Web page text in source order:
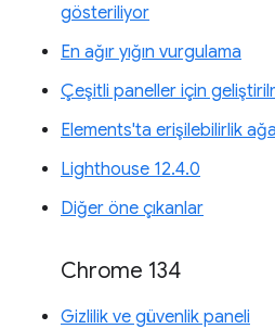
gösteriliyor
En ağır yığın vurgulama
Çeşitli paneller için
Elements'ta erişilebilirlik
Lighthouse 12.4.0
Diğer öne çıkanlar
Chrome 134
Gizlilik ve güvenlik paneli